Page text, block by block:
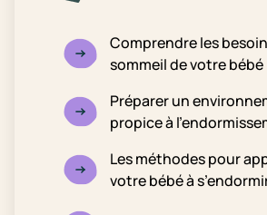
Comprendre les
sommeil de votre bébé
Préparer un
propice à
Les méthodes pour
votre bébé à